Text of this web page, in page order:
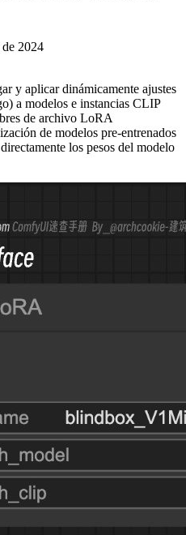
2024
y aplicar dinámicamente ajustes
a modelos e instancias CLIP
de archivo LoRA
de modelos pre-entrenados
los pesos del modelo